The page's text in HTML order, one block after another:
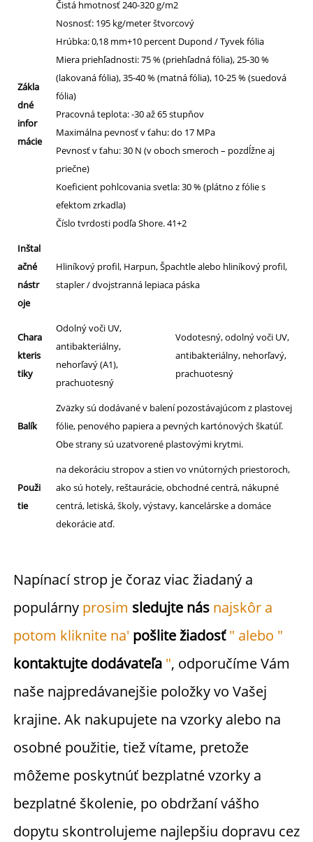
Zákla
dné
infor
mácie
Čistá hmotnosť 240-320 g/m2
Nosnosť: 195 kg/meter štvorcový
Hrúbka: 0,18 mm+10 percent Dupond / Tyvek fólia
Miera priehľadnosti: 75 % (priehľadná fólia), 25-30 %
(lakovaná fólia), 35-40 % (matná fólia), 10-25 % (suedová
fólia)
Pracovná teplota: -30 až 65 stupňov
Maximálna pevnosť v ťahu: do 17 MPa
Pevnosť v ťahu: 30 N (v oboch smeroch – pozdĺžne aj
priečne)
Koeficient pohlcovania svetla: 30 % (plátno z fólie s
efektom zrkadla)
Číslo tvrdosti podľa Shore. 41+2
Inštal
ačné
nástr
oje
Hliníkový profil, Harpun, Špachtle alebo hliníkový profil,
stapler / dvojstranná lepiaca páska
Chara
kteris
tiky
Odolný voči UV,
antibakteriálny,
nehorľavý (A1),
prachuotesný
Vodotesný, odolný voči UV,
antibakteriálny, nehorľavý,
prachuotesný
Balík
Zväzky sú dodávané v balení pozostávajúcom z plastovej
fólie, penového papiera a pevných kartónových škatúľ.
Obe strany sú uzatvorené plastovými krytmi.
Použi
tie
na dekoráciu stropov a stien vo vnútorných priestoroch,
ako sú hotely, reštaurácie, obchodné centrá, nákupné
centrá, letiská, školy, výstavy, kancelárske a domáce
dekorácie atď.
Napínací strop je čoraz viac žiadaný a
populárny prosim sledujte nás najskôr a
potom kliknite na' pošlite žiadosť
kontaktujte dodávateľa ", odporučíme Vám
naše najpredávanejšie položky vo Vašej
krajine. Ak nakupujete na vzorky alebo na
osobné použitie, tiež vítame, pretože
môžeme poskytnúť bezplatné vzorky a
bezplatné školenie, po obdržaní vášho
dopytu skontrolujeme najlepšiu dopravu cez